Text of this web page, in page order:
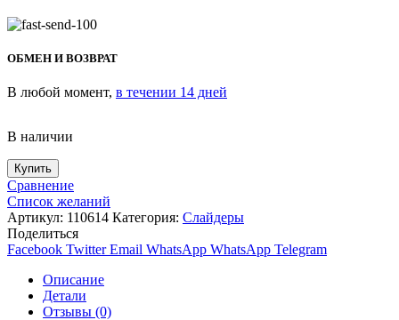
ОБМЕН И ВОЗВРАТ
В любой момент, в течении 14 дней
В наличии
Купить
Сравнение
Список желаний
Артикул: 110614 Категория: Слайдеры
Поделиться
Facebook Twitter Email WhatsApp WhatsApp Telegram
Описание
Детали
Отзывы (0)